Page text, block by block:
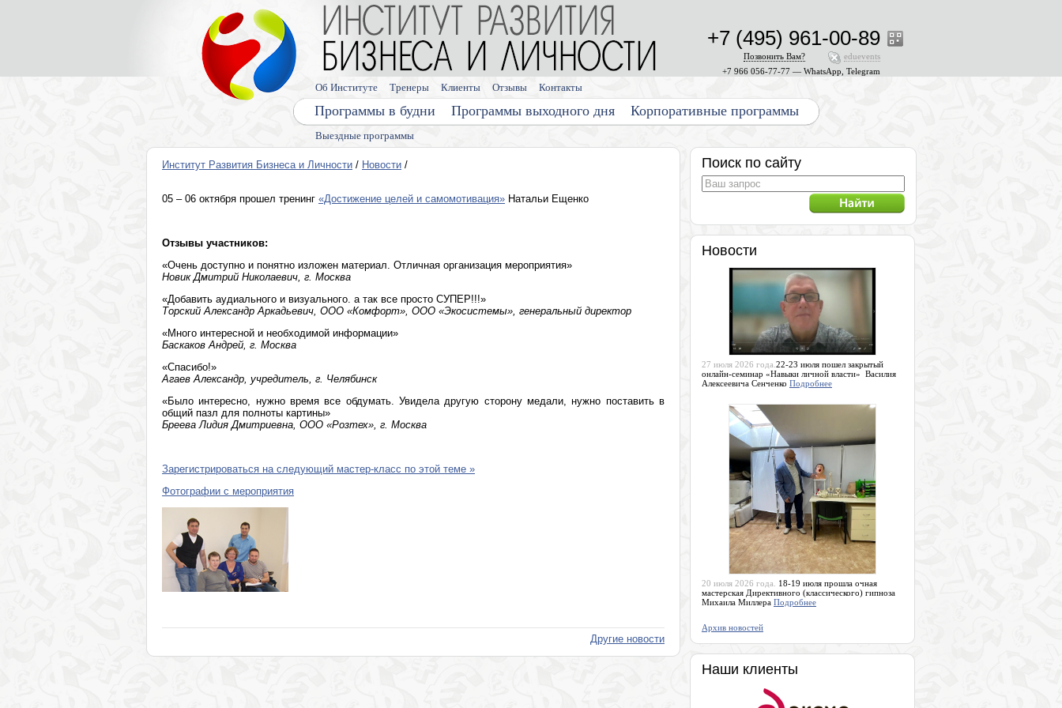
Выездные программы
Программы в будни Программы выходного дня Корпоративные программы
Об Институте Тренеры Клиенты Отзывы Контакты
+7 966 056-77-77 — WhatsApp, Telegram
eduevents
Позвонить Вам?
+7 (495) 961-00-89
Институт Развития Бизнеса и Личности / Новости /
05 – 06 октября прошел тренинг «Достижение целей и самомотивация» Натальи Ещенко
Отзывы участников:
«Очень доступно и понятно изложен материал. Отличная организация мероприятия»
Новик Дмитрий Николаевич, г. Москва
«Добавить аудиального и визуального. а так все просто СУПЕР!!!»
Торский Александр Аркадьевич, ООО «Комфорт», ООО «Экосистемы», генеральный директор
«Много интересной и необходимой информации»
Баскаков Андрей, г. Москва
«Спасибо!»
Агаев Александр, учредитель, г. Челябинск
«Было интересно, нужно время все обдумать. Увидела другую сторону медали, нужно поставить в
общий пазл для полноты картины»
Бреева Лидия Дмитриевна, ООО «Розтех», г. Москва
Зарегистрироваться на следующий мастер-класс по этой теме »
Фотографии с мероприятия
Другие новости
Поиск по сайту
Новости
27 июля 2026 года. 22-23 июля пошел закрытый
онлайн-семинар «Навыки личной власти» Василия
Алексеевича Сенченко Подробнее
20 июля 2026 года.
18-19 июля прошла очная
мастерская Директивного (классического) гипноза
Михаила Миллера Подробнее
Архив новостей
Наши клиенты